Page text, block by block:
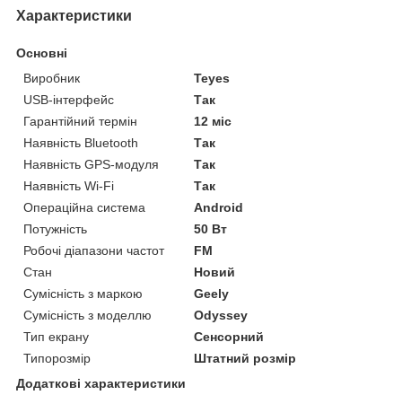
Характеристики
Основні
Виробник
Teyes
USB-інтерфейс
Так
Гарантійний термін
12 міс
Наявність Bluetooth
Так
Наявність GPS-модуля
Так
Наявність Wi-Fi
Так
Операційна система
Android
Потужність
50 Вт
Робочі діапазони частот
FM
Стан
Новий
Сумісність з маркою
Geely
Сумісність з моделлю
Odyssey
Тип екрану
Сенсорний
Типорозмір
Штатний розмір
Додаткові характеристики